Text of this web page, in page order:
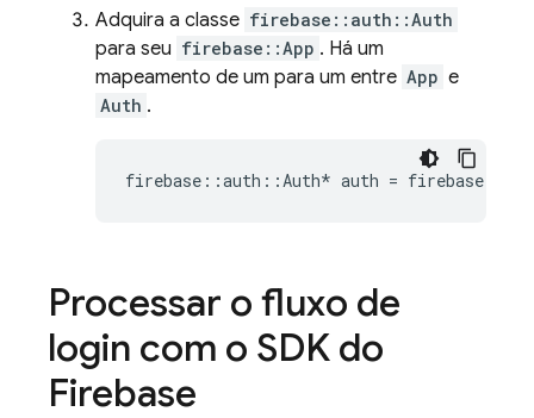
Adquira a classe firebase::auth::Auth
para seu firebase::App . Há um
mapeamento de um para um entre App e
Auth .
firebase ::auth ::Auth* auth = firebase
Processar o fluxo de
login com o SDK do
Firebase